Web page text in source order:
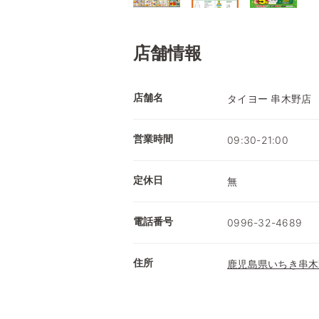
店舗情報
店舗名 タイヨー 串木野店
営業時間 09:30-21:00
定休日 無
電話番号 0996-32-4689
住所 鹿児島県いちき串